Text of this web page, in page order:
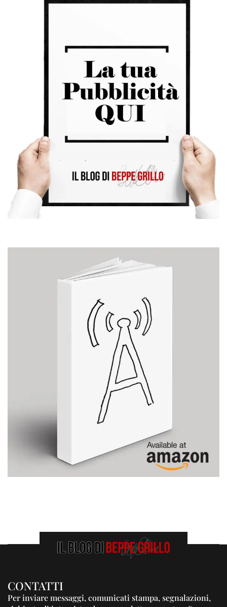
CONTATTI
Per inviare messaggi, comunicati stampa, segnalazioni,